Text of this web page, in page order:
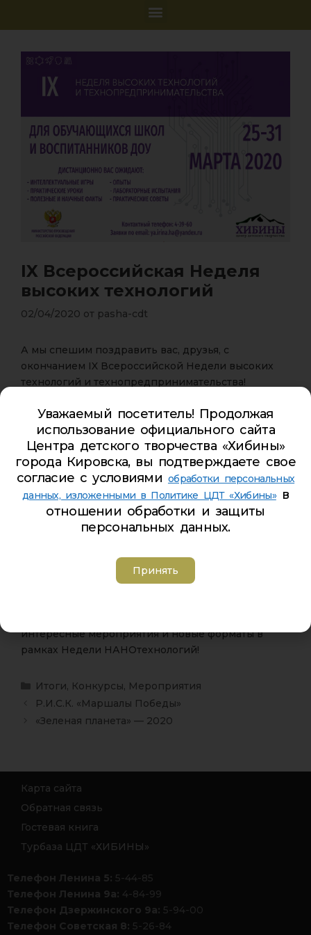
IX Всероссийская Неделя
высоких технологий
02/04/2020 от pasha-cdt
А мы спешим поздравить вас, друзья, с
окончанием IX Всероссийской Недели высоких
технологий и технопредпринимательства!
Внимание! Приветствуем двух самых активных её
участников:
Журенко Алина
Карбушев Степан
Именно они представили замечательные,
развёрнутые ответы на задания сразу нескольких
уроков в рамках Недели высоких технологий и
награждены электронными именными
интересные мероприятия и новые форматы в
рамках Недели НАНОтехнологий!
Итоги, Конкурсы, Мероприятия
Р.И.С.К. «Маршалы Победы»
«Зеленая планета» — 2020
Карта сайта
Обратная связь
Гостевая книга
Турбаза ЦДТ «ХИБИНЫ»
Телефон Ленина 5: 5-44-85
Телефон Ленина 9а: 4-84-99
Телефон Дзержинского 9а: 5-94-00
Телефон Советская 8: 5-26-84
Уважаемый посетитель! Продолжая
использование официального сайта
Центра детского творчества «Хибины»
города Кировска, вы подтверждаете свое
согласие с условиями обработки персональных
данных, изложенными в Политике ЦДТ «Хибины»в
отношении обработки и защиты
персональных данных.
Принять